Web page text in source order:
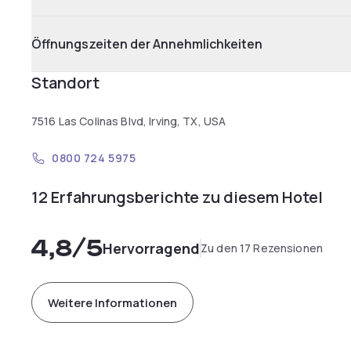
Öffnungszeiten der Annehmlichkeiten
Standort
7516 Las Colinas Blvd, Irving, TX, USA
0800 724 5975
12 Erfahrungsberichte zu diesem Hotel
4,8/5HervorragendZu den 17 Rezensionen
Weitere Informationen